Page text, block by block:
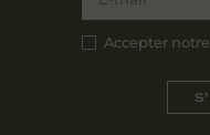
Accepter notre